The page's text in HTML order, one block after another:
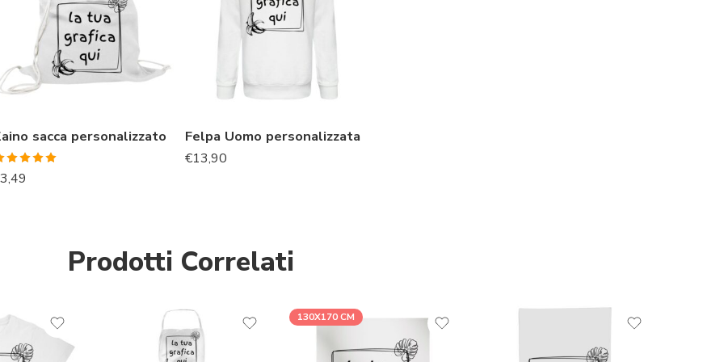
sacca personalizzato
su 5
3,49
Felpa Uomo personalizzata
€13,90
Prodotti Correlati
130X170 CM